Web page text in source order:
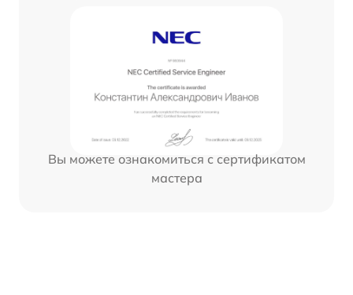
Вы можете ознакомиться с сертификатом
мастера